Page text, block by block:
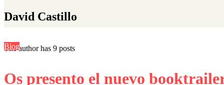
David Castillo
The author has 9 posts
Blog
Os presento el nuevo